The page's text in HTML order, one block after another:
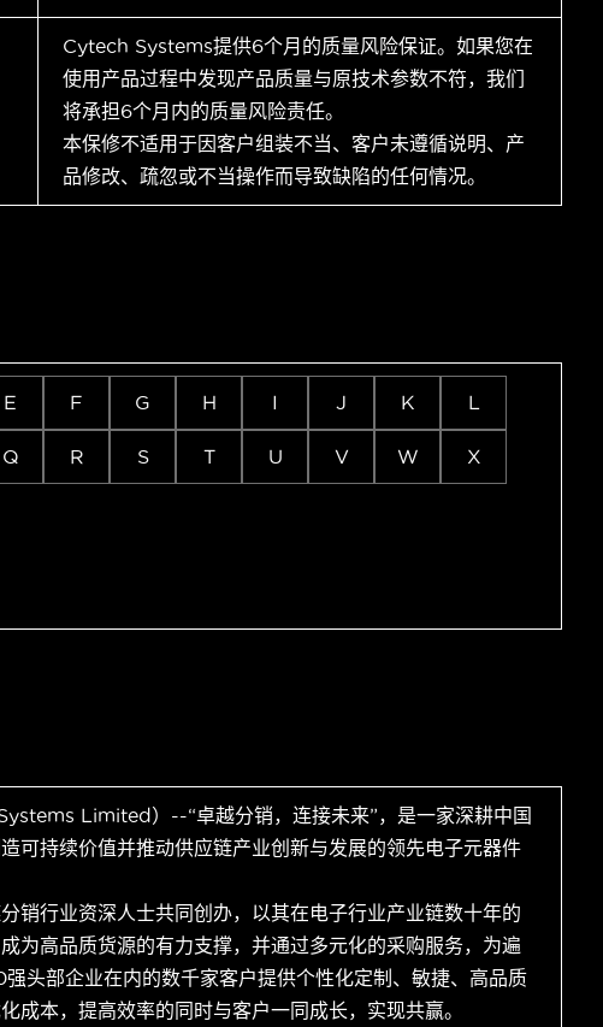
Cytech Systems提供6个月的质量风险保证。如果您在
使用产品过程中发现产品质量与原技术参数不符，我们
将承担6个月内的质量风险责任。
本保修不适用于因客户组装不当、客户未遵循说明、产
品修改、疏忽或不当操作而导致缺陷的任何情况。
E F G H I J K L
Q R S T U V W X
Limited）--“卓越分销，连接未来”，是一家深耕中国
可持续价值并推动供应链产业创新与发展的领先电子元器件
销行业资深人士共同创办，以其在电子行业产业链数十年的
为高品质货源的有力支撑，并通过多元化的采购服务，为遍
头部企业在内的数千家客户提供个性化定制、敏捷、高品质
成本，提高效率的同时与客户一同成长，实现共赢。